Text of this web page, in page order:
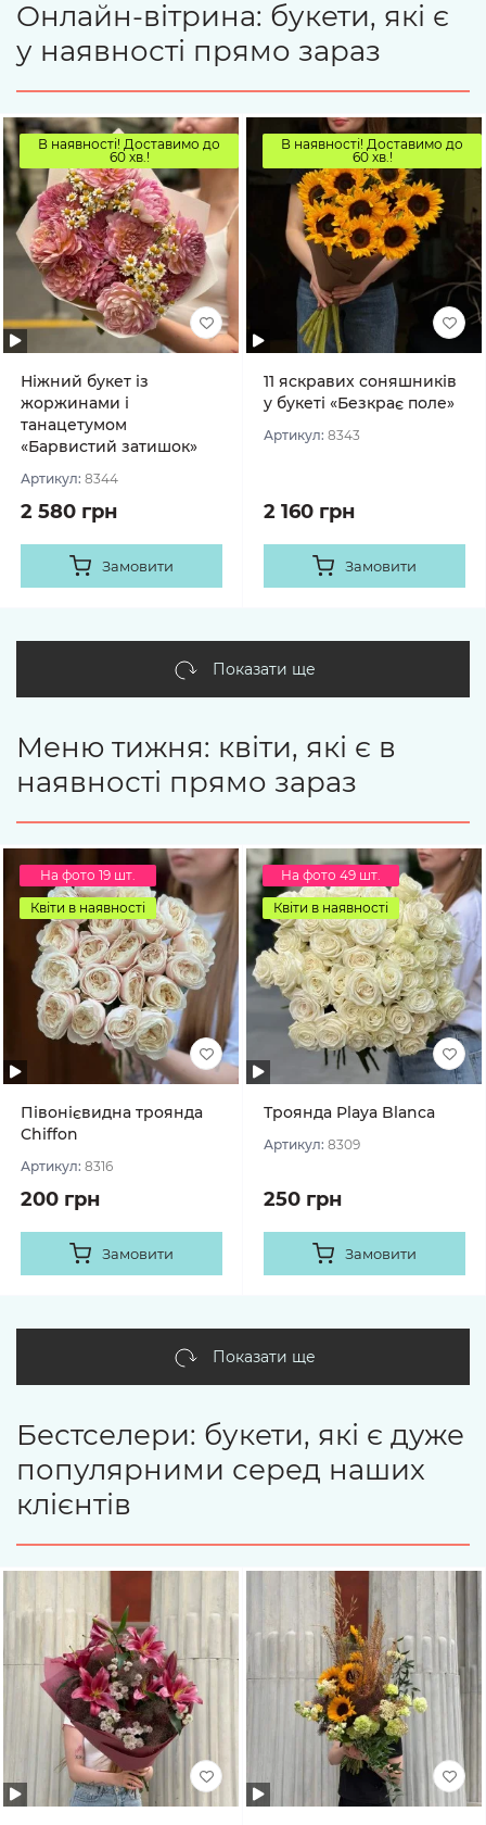
Онлайн-вітрина: букети, які є
у наявності прямо зараз
В наявності! Доставимо до
60 хв.!
Ніжний букет із
жоржинами і
танацетумом
«Барвистий затишок»
Артикул: 8344
2 580 грн
Замовити
В наявності! Доставимо до
60 хв.!
11 яскравих соняшників
у букеті «Безкрає поле»
Артикул: 8343
2 160 грн
Замовити
Показати ще
Меню тижня: квіти, які є в
наявності прямо зараз
На фото 19 шт.
Квіти в наявності
Півонієвидна троянда
Chiffon
Артикул: 8316
200 грн
Замовити
На фото 49 шт.
Квіти в наявності
Троянда Playa Blanca
Артикул: 8309
250 грн
Замовити
Показати ще
Бестселери: букети, які є дуже
популярними серед наших
клієнтів